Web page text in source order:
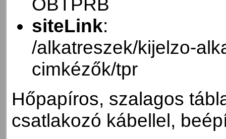
OBTPRB
siteLink:
/alkatreszek/kijelzo-
cimkézők/tpr
Hőpapíros, szalagos
csatlakozó kábellel,